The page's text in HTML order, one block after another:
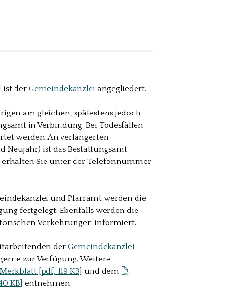
ist derGemeindekanzlei angegliedert.
am gleichen, spätestens jedoch
in Verbindung. Bei Todesfällen
werden. An verlängerten
Neujahr) ist das Bestattungsamt
Sie unter der Telefonnummer
und Pfarramt werden die
festgelegt. Ebenfalls werden die
Vorkehrungen informiert.
derGemeindekanzlei
zur Verfügung. Weitere
Merkblatt [pdf, 119 KB] und dem
KB] entnehmen.